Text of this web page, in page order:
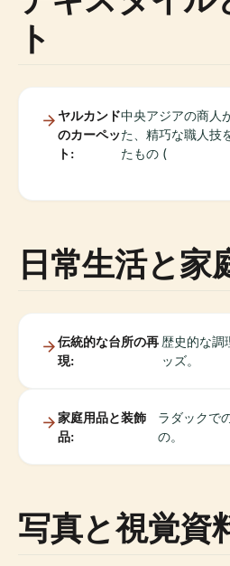
ト
ヤルカンド
のカーペッ
ト:
中央アジアの商人
た、精巧な職人技
たもの (
日常生活と家
伝統的な台所の再
現:
歴史的な調
ッズ。
家庭用品と装飾
品:
ラダックで
の。
写真と視覚資